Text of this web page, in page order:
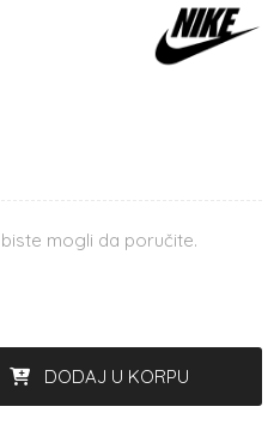
mogli da poručite.
DODAJ U KORPU